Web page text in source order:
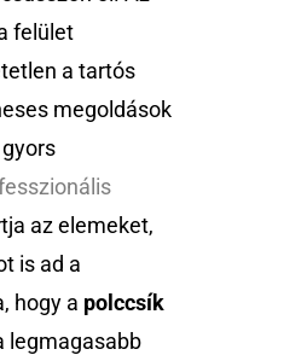
felület
a tartós
megoldások
az elemeket,
is ad a
hogy a polccsík
legmagasabb